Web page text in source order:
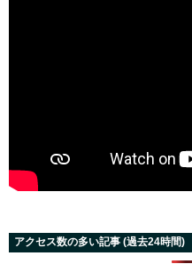
アクセス数の多い記事 (過去24時間)